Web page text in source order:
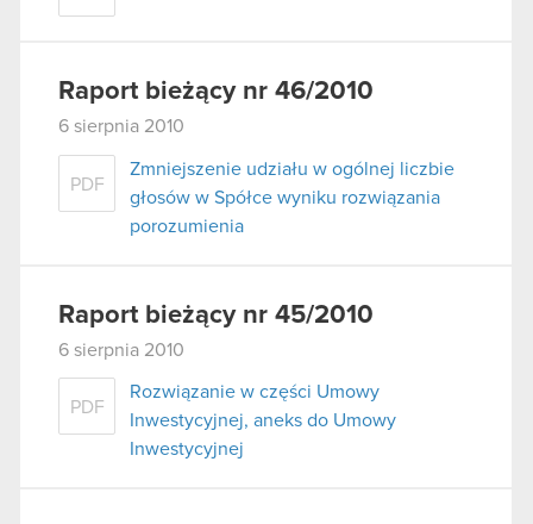
Raport bieżący nr 46/2010
6 sierpnia 2010
PDF
Zmniejszenie udziału w ogólnej liczbie
głosów w Spółce wyniku rozwiązania
porozumienia
Raport bieżący nr 45/2010
6 sierpnia 2010
PDF
Rozwiązanie w części Umowy
Inwestycyjnej, aneks do Umowy
Inwestycyjnej